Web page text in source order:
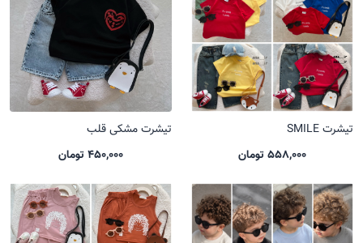
تیشرت SMILE
558,000 تومان
تیشرت مشکی قلب
450,000 تومان